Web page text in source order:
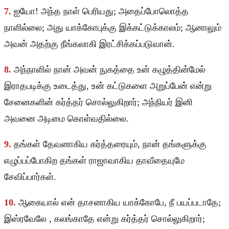
7. ஐயோ! அந்த நாள் பெரியது; அதைப்போலொத்த
நாளில்லை; அது யாக்கோபுக்கு இக்கட்டுக்காலம்; ஆனாலும்
அவன் அதற்கு நீங்கலாகி இரட்சிக்கப்படுவான்.
8. அந்நாளில் நான் அவன் நுகத்தை உன் கழுத்தின்மேல்
இராதபடிக்கு உடைத்து, உன் கட்டுகளை அறுப்பேன் என்று
சேனைகளின் கர்த்தர் சொல்லுகிறார்; அந்நியர் இனி
அவனை அடிமை கொள்வதில்லை.
9. தங்கள் தேவனாகிய கர்த்தரையும், நான் தங்களுக்கு
எழுப்பப்போகிற தங்கள் ராஜாவாகிய தாவீதையுமே
சேவிப்பார்கள்.
10. ஆகையால் என் தாசனாகிய யாக்கோபே, நீ பயப்படாதே;
இஸ்ரவேலே , கலங்காதே என்று கர்த்தர் சொல்லுகிறார்;